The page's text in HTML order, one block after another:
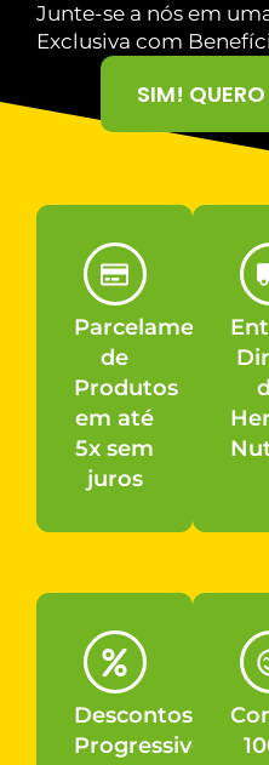
Junte-se a nós em
Exclusiva com
SIM!
Parcelamento
de
Produtos
em até
5x sem
juros
Descontos
Progressivos